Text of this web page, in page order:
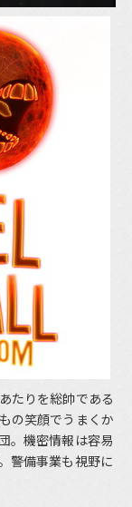
たりを総帥である
の笑顔でうまくか
。機密情報は容易
警備事業も視野に